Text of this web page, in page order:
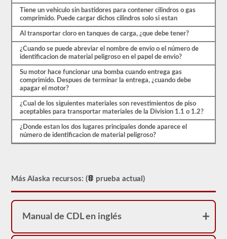
llevar
una
aprobación
de
HazMat.
Nuestra
prueba
1999
para
aprobar
examen
aprobación
Tiene un vehiculo sin bastidores para contener cilindros o gas
comprimido. Puede cargar dichos cilindros solo si estan
Al transportar cloro en tanques de carga, ¿que debe tener?
¿Cuando se puede abreviar el nombre de envio o el número de
identificacion de material peligroso en el papel de envio?
Su motor hace funcionar una bomba cuando entrega gas
comprimido. Despues de terminar la entrega, ¿cuando debe
apagar el motor?
¿Cual de los siguientes materiales son revestimientos de piso
aceptables para transportar materiales de la Division 1.1 o 1.2?
¿Donde estan los dos lugares principales donde aparece el
número de identificacion de material peligroso?
Más Alaska recursos: ( prueba actual)
Manual de CDL en inglés